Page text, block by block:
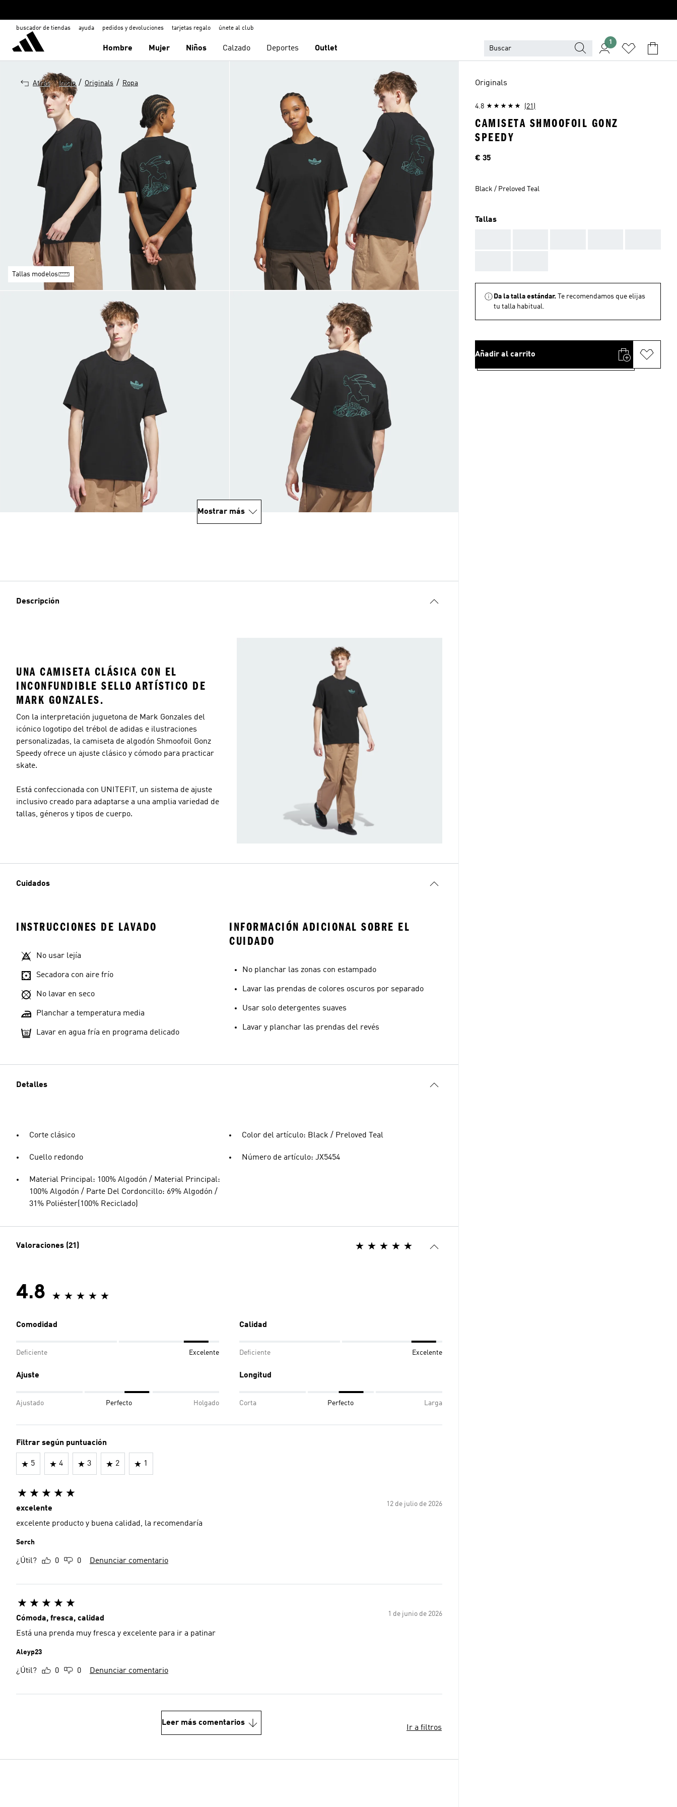
buscador de tiendas ayuda pedidos y devoluciones tarjetas regalo únete al club
Hombre Mujer Niños Calzado Deportes Outlet
1
Atrás Inicio / Originals / Ropa
Tallas modelos
Mostrar más
Descripción
UNA CAMISETA CLÁSICA CON EL
INCONFUNDIBLE SELLO ARTÍSTICO DE
MARK GONZALES.
Con la interpretación juguetona de Mark Gonzales del
icónico logotipo del trébol de adidas e ilustraciones
personalizadas, la camiseta de algodón Shmoofoil Gonz
Speedy ofrece un ajuste clásico y cómodo para practicar
skate.
Está confeccionada con UNITEFIT, un sistema de ajuste
inclusivo creado para adaptarse a una amplia variedad de
tallas, géneros y tipos de cuerpo.
Cuidados
INSTRUCCIONES DE LAVADO
No usar lejía
Secadora con aire frío
No lavar en seco
Planchar a temperatura media
Lavar en agua fría en programa delicado
INFORMACIÓN ADICIONAL SOBRE EL
CUIDADO
No planchar las zonas con estampado
Lavar las prendas de colores oscuros por separado
Usar solo detergentes suaves
Lavar y planchar las prendas del revés
Detalles
Corte clásico
Cuello redondo
Material Principal: 100% Algodón / Material Principal:
100% Algodón / Parte Del Cordoncillo: 69% Algodón /
31% Poliéster(100% Reciclado)
Color del artículo: Black / Preloved Teal
Número de artículo: JX5454
Valoraciones (21)
4.8
Comodidad
Deficiente Excelente
Calidad
Deficiente Excelente
Ajuste
Ajustado Perfecto Holgado
Longitud
Corta Perfecto Larga
Filtrar según puntuación
5 4 3 2 1
12 de julio de 2026
excelente
excelente producto y buena calidad, la recomendaría
Serch
¿Útil? 0 0 Denunciar comentario
1 de junio de 2026
Cómoda, fresca, calidad
Está una prenda muy fresca y excelente para ir a patinar
Aleyp23
¿Útil? 0 0 Denunciar comentario
Leer más comentarios
Ir a filtros
Originals
4.8 (21)
CAMISETA SHMOOFOIL GONZ
SPEEDY
Precio
€ 35
Black / Preloved Teal
Tallas
Da la talla estándar.
Te recomendamos que elijas
tu talla habitual.
Añadir al carrito